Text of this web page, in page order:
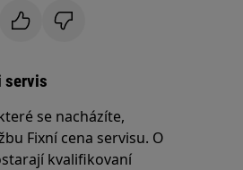
servis
se nacházíte,
Fixní cena servisu. O
kvalifikovaní